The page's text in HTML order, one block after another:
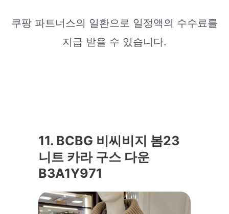
쿠팡 파트너스의 일환으로 일정액의 수수료를
지급 받을 수 있습니다.
11. BCBG 비씨비지 봄23
니트 카라 구스 다운
B3A1Y971